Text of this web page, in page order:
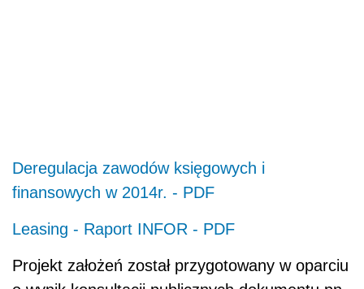
Deregulacja zawodów księgowych i
finansowych w 2014r. - PDF
Leasing - Raport INFOR - PDF
Projekt założeń został przygotowany w oparciu